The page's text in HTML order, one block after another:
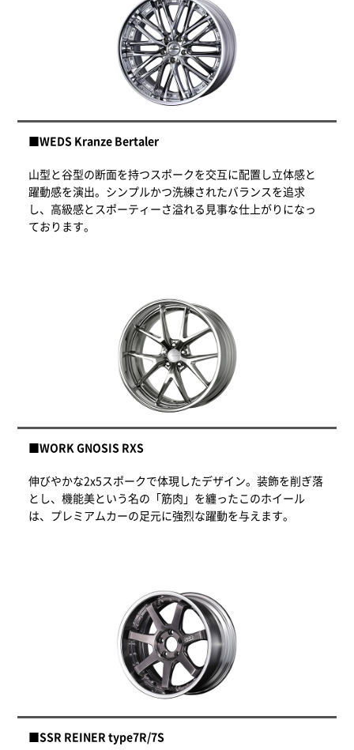
■WEDS Kranze Bertaler
山型と谷型の断面を持つスポークを交互に配置し立体感と
躍動感を演出。シンプルかつ洗練されたバランスを追求
し、高級感とスポーティーさ溢れる見事な仕上がりになっ
ております。
■WORK GNOSIS RXS
伸びやかな2x5スポークで体現したデザイン。装飾を削ぎ落
とし、機能美という名の「筋肉」を纏ったこのホイール
は、プレミアムカーの足元に強烈な躍動を与えます。
■SSR REINER type7R/7S